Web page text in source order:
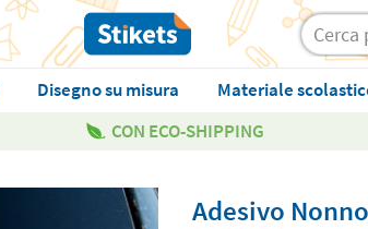
Disegno su misura Materiale
CON ECO-SHIPPING
Adesivo